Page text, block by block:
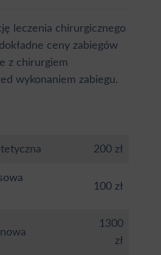
leczenia chirurgicznego
ceny zabiegów
z chirurgiem
wykonaniem zabiegu.
200 zł
100 zł
1300
zł